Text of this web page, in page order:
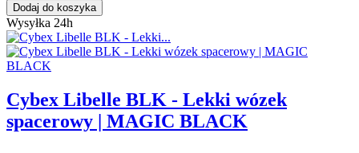
Dodaj do koszyka
Wysyłka 24h
Cybex Libelle BLK - Lekki wózek
spacerowy | MAGIC BLACK